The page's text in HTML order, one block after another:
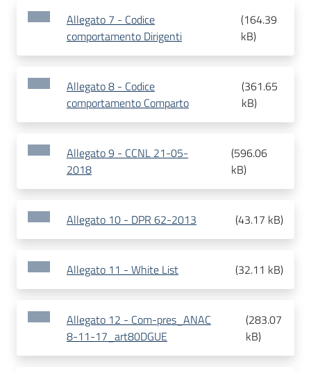
Allegato 7 - Codice
comportamento Dirigenti
(164.39
kB)
Allegato 8 - Codice
comportamento Comparto
(361.65
kB)
Allegato 9 - CCNL 21-05-
2018
(596.06
kB)
Allegato 10 - DPR 62-2013 (43.17 kB)
Allegato 11 - White List (32.11 kB)
Allegato 12 - Com-pres_ANAC
8-11-17_art80DGUE
(283.07
kB)